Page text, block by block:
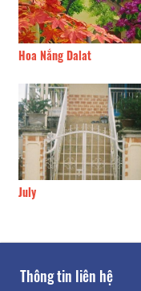
250m
260m
Thanh Phương
Thông tin liên hệ